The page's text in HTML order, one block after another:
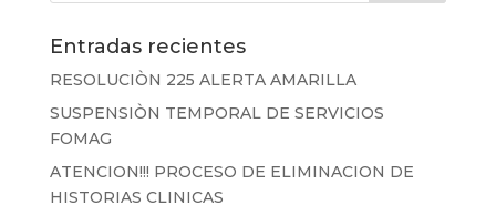
Entradas recientes
RESOLUCIÒN 225 ALERTA AMARILLA
SUSPENSIÒN TEMPORAL DE SERVICIOS
FOMAG
ATENCION!!! PROCESO DE ELIMINACION DE
HISTORIAS CLINICAS